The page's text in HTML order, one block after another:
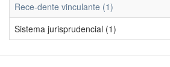
Rece-dente vinculante (1)
Sistema jurisprudencial (1)